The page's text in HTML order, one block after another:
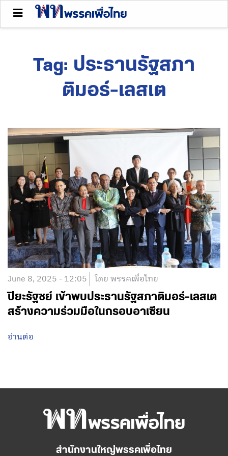
Tag: ประธานรัฐสภา
ติมอร์-เลสเต
June 8, 2025 - 12:05 โดย พรรคเพื่อไทย
ปิยะรัฐชย์ เข้าพบประธานรัฐสภาติมอร์-เลสเต
สร้างความร่วมมือในกรอบอาเซียน
อ่านต่อ
สำนักงานใหญ่พรรคเพื่อไทย